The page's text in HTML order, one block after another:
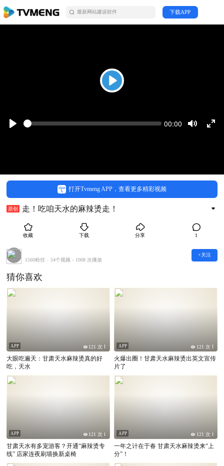
最新网站建设软件
搜寻搜索
下载APP
Play
Seek Current
00:00
去购买
打开Tvmeng APP，查看更多精彩视频
原创 走！吃咱天水的麻辣烫走！
发布时间：2023-12-14
本文仅代表作者观点，不代表Tvmeng立场
本文系作者授权Tvmeng发表，未经许可，不得转载
收藏 下载 分享 1
1560粉丝 54个视频 1008 次播放
+关注
猜你喜欢
APP 121 次
大眼吃遍天：甘肃天水麻辣烫真的好
吃，天水
APP 121 次
火爆出圈！甘肃天水麻辣烫出英文宣传
片了
APP 121 次
甘肃天水有多宠游客？开通“麻辣烫专
线” 店家连夜刷墙换新桌椅
APP 121 次
一年之计在于春 甘肃天水麻辣烫来“上
分”！